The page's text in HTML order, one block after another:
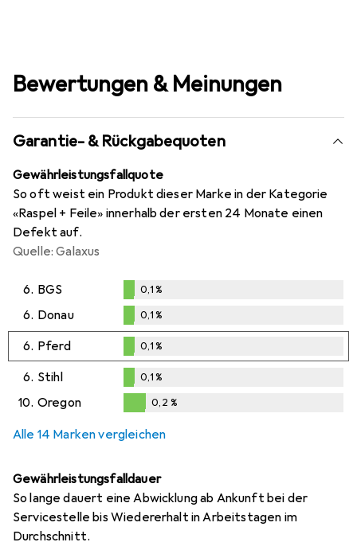
Bewertungen & Meinungen
Garantie- & Rückgabequoten
Gewährleistungsfallquote
So oft weist ein Produkt dieser Marke in der Kategorie
«Raspel + Feile» innerhalb der ersten 24 Monate einen
Defekt auf.
Quelle: Galaxus
6. BGS
%
0,1%
6. Donau
0,1%
0,1%
6. Pferd
0,1%
0,1%
6. Stihl
%
0,1%
10. Oregon 0,2 %
Alle 14 Marken vergleichen
Gewährleistungsfalldauer
So lange dauert eine Abwicklung ab Ankunft bei der
Servicestelle bis Wiedererhalt in Arbeitstagen im
Durchschnitt.